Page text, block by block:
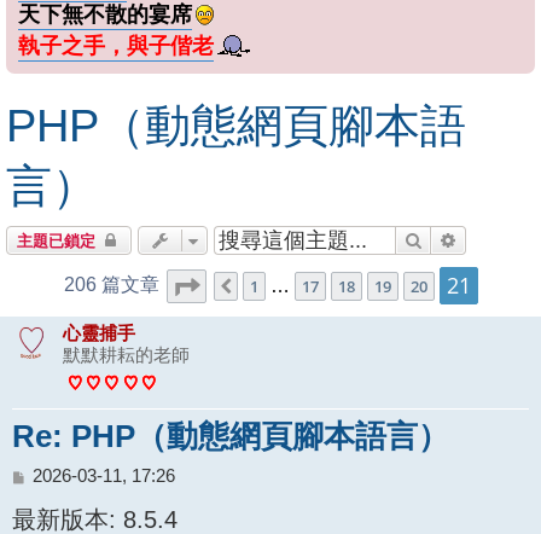
天下無不散的宴席
執子之手，與子偕老
PHP（動態網頁腳本語
言）
主題已鎖定 搜尋
206 篇文章 第 21 頁 (共 頁)
上一頁
1 … 17 18 19 20 21
心靈捕手
默默耕耘的老師
Re: PHP（動態網頁腳本語言）
文
2026-03-11, 17:26
最新版本: 8.5.4